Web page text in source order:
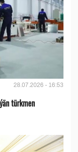
28.07.2026 - 16:53
türkmen